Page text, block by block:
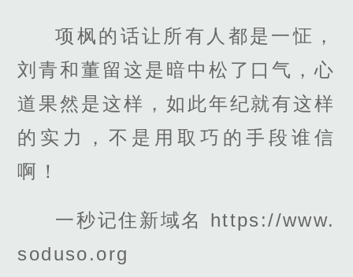
项枫的话让所有人都是一怔，
刘青和董留这是暗中松了口气，心
道果然是这样，如此年纪就有这样
的实力，不是用取巧的手段谁信
啊！
一秒记住新域名 https://www.
soduso.org